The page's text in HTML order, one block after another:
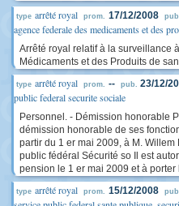
type arrêté royal prom. 17/12/2008
agence federale des medicaments et des
Arrêté royal relatif à la surveillance
Médicaments et des Produits de
type arrêté royal prom. -- pub. 23/12/
public federal securite sociale
Personnel. - Démission honorable
démission honorable de ses
partir du 1 er mai 2009, à M.
public fédéral Sécurité so Il est
pension le 1 er mai 2009 et à porter
type arrêté royal prom. 15/12/2008